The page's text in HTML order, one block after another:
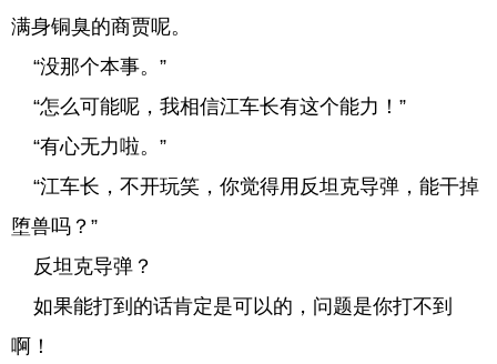
满身铜臭的商贾呢。
“没那个本事。”
“怎么可能呢，我相信江车长有这个能力！”
“有心无力啦。”
“江车长，不开玩笑，你觉得用反坦克导弹，能干掉
堕兽吗？”
反坦克导弹？
如果能打到的话肯定是可以的，问题是你打不到
啊！